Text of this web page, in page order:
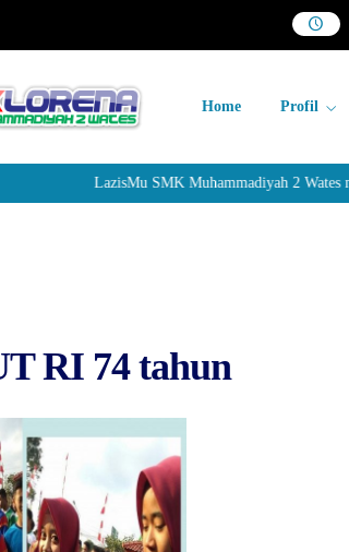
Home Profil
LazisMu SMK Muhammadiyah 2 Wates
RI 74 tahun